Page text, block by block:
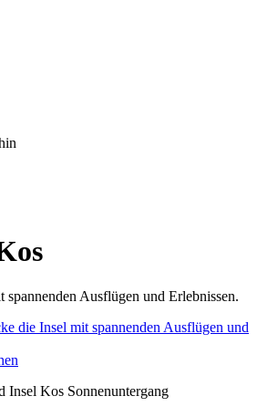
spannenden Ausflügen und Erlebnissen.
die Insel mit spannenden Ausflügen und